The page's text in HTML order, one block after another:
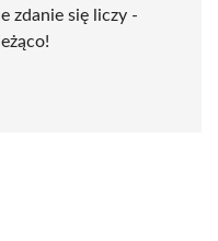
zdanie się liczy -